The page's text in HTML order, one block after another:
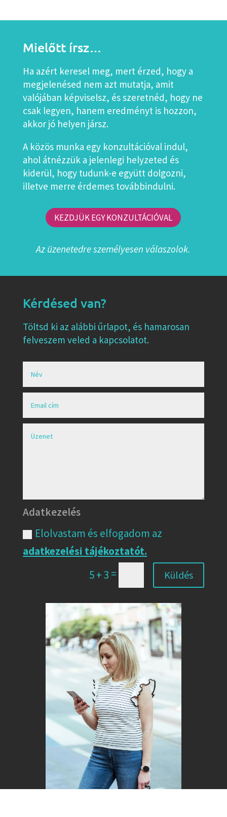
Mielőtt írsz…
Ha azért keresel meg, mert érzed, hogy a
megjelenésed nem azt mutatja, amit
valójában képviselsz, és szeretnéd, hogy ne
csak legyen, hanem eredményt is hozzon,
akkor jó helyen jársz.
A közös munka egy konzultációval indul,
ahol átnézzük a jelenlegi helyzeted és
kiderül, hogy tudunk-e együtt dolgozni,
illetve merre érdemes továbbindulni.
KEZDJÜK EGY KONZULTÁCIÓVAL
Az üzenetedre személyesen válaszolok.
Kérdésed van?
Töltsd ki az alábbi űrlapot, és hamarosan
felveszem veled a kapcsolatot.
Adatkezelés
Elolvastam és elfogadom az
adatkezelési tájékoztatót.
5 + 3 = Küldés